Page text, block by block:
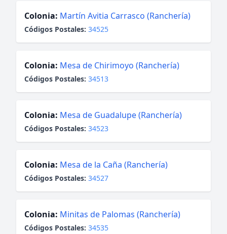
Colonia: Martín Avitia Carrasco (Ranchería)
Códigos Postales: 34525
Colonia: Mesa de Chirimoyo (Ranchería)
Códigos Postales: 34513
Colonia: Mesa de Guadalupe (Ranchería)
Códigos Postales: 34523
Colonia: Mesa de la Caña (Ranchería)
Códigos Postales: 34527
Colonia: Minitas de Palomas (Ranchería)
Códigos Postales: 34535